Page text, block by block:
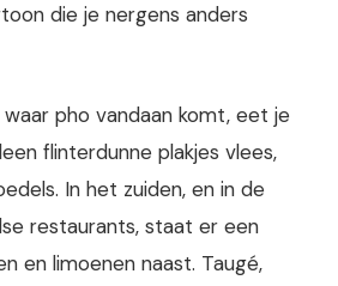
die je nergens anders
pho vandaan komt, eet je
flinterdunne plakjes vlees,
In het zuiden, en in de
restaurants, staat er een
en limoenen naast. Taugé,